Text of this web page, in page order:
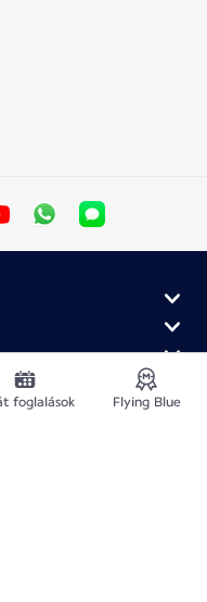
foglalások Flying Blue